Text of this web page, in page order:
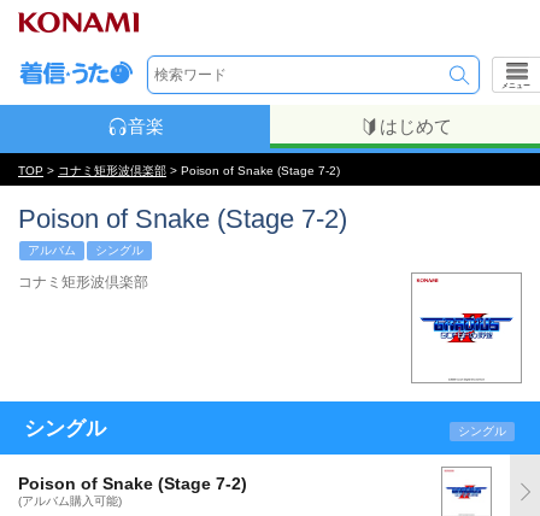
メニュー
音楽 はじめて
TOP > コナミ矩形波倶楽部 > Poison of Snake (Stage 7-2)
Poison of Snake (Stage 7-2)
アルバム シングル
コナミ矩形波倶楽部
シングル シングル
Poison of Snake (Stage 7-2)
(アルバム購入可能)